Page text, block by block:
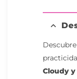
Cloudy y